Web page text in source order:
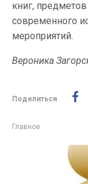
книг,
современного
мероприятий.
Вероника
Поделиться
Главное